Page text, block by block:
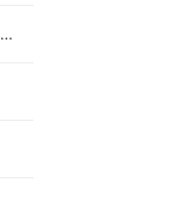
해요는내가지킨다